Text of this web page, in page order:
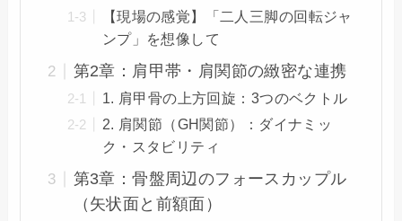
【現場の感覚】「二人三脚の回転ジャ
ンプ」を想像して
第2章：肩甲帯・肩関節の緻密な連携
1. 肩甲骨の上方回旋：3つのベクトル
2. 肩関節（GH関節）：ダイナミッ
ク・スタビリティ
第3章：骨盤周辺のフォースカップル
（矢状面と前額面）